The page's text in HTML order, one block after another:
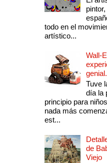
todo en el
artístico...
Wall-
genial.
Tuve
día la
principio para
nada más
est...
de
Viejo